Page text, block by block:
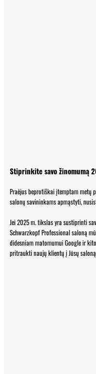
Stiprinkite savo žinomumą
Praėjus beprotiškai įtemptam metų
salonų savininkams apmąstyti,
Jei 2025 m. tikslas yra sustiprinti
Schwarzkopf Professional saloną
didesniam matomumui Google ir
pritraukti naujų klientų į Jūsų